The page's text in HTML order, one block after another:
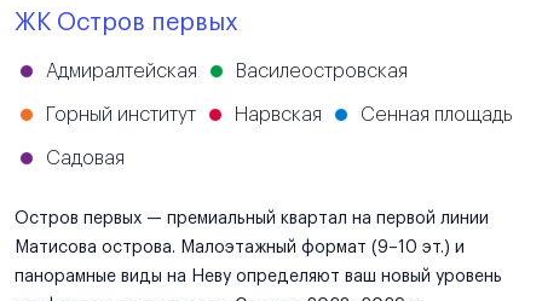
ЖК Остров первых
Адмиралтейская Василеостровская
Горный институт Нарвская Сенная площадь
Садовая
Остров первых — премиальный квартал на первой линии
Матисова острова. Малоэтажный формат (9–10 эт.) и
панорамные виды на Неву определяют ваш новый уровень